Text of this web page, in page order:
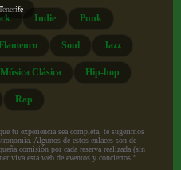
Indie Punk
Soul Jazz
Música Clásica Hip-hop
Rap
tu experiencia sea completa, te sugerimos
Algunos de estos enlaces son de
comisión por cada reserva realizada (sin
viva esta web de eventos y conciertos.”